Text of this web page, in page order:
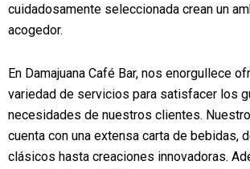
cuidadosamente seleccionada crean un
acogedor.
En Damajuana Café Bar, nos enorgullece
variedad de servicios para satisfacer los
necesidades de nuestros clientes.
cuenta con una extensa carta de bebidas,
clásicos hasta creaciones innovadoras.